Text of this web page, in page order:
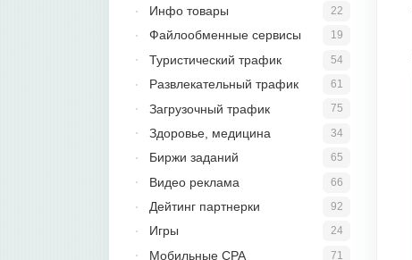
22
Инфо товары
19
Файлообменные сервисы
54
Туристический трафик
61
Развлекательный трафик
75
Загрузочный трафик
34
Здоровье, медицина
65
Биржи заданий
66
Видео реклама
92
Дейтинг партнерки
24
Игры
71
Мобильные CPA